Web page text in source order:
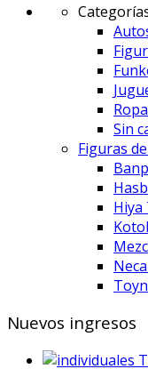
Sin
Figuras
Hiya
Neca
Nuevos ingresos